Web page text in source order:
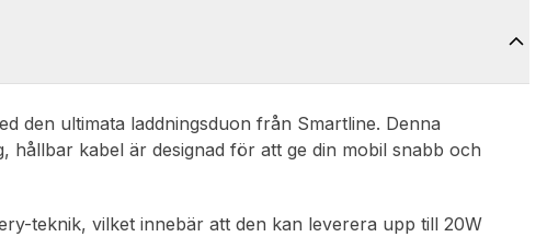
den ultimata laddningsduon från Smartline. Denna
hållbar kabel är designad för att ge din mobil snabb och
teknik, vilket innebär att den kan leverera upp till 20W